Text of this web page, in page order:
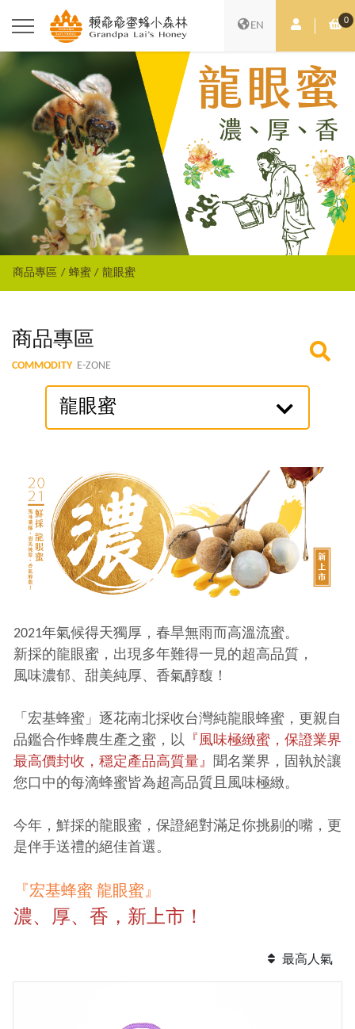
EN 會員中心0
購
商品專區 蜂蜜 龍眼蜜
商品專區
COMMODITY E-ZONE
龍眼蜜
2021年氣候得天獨厚，春旱無雨而高溫流蜜。
新採的龍眼蜜，出現多年難得一見的超高品質，
風味濃郁、甜美純厚、香氣醇馥！
「宏基蜂蜜」逐花南北採收台灣純龍眼蜂蜜，更親自
品鑑合作蜂農生產之蜜，以 『風味極緻蜜，保證業界
最高價封收，穩定產品高質量』
聞名業界，固執於讓
您口中的每滴蜂蜜皆為超高品質且風味極緻。
今年，鮮採的龍眼蜜，保證絕對滿足你挑剔的嘴，更
是伴手送禮的絕佳首選。
『宏基蜂蜜 龍眼蜜』
濃、厚、香，新上市！
最高人氣